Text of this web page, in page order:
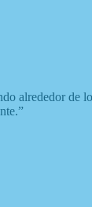
alrededor